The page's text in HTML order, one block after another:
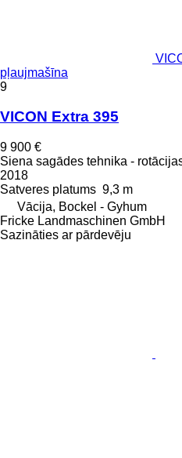
pļaujmašīna
9
VICON Extra 395
9 900 €
Siena sagādes tehnika -
2018
Satveres platums 9,3 m
Vācija, Bockel - Gyhum
Fricke Landmaschinen GmbH
Sazināties ar pārdevēju